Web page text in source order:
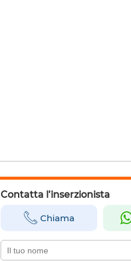
Contatta l’inserzionista
Chiama